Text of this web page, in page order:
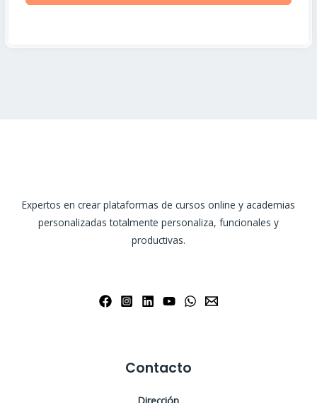
Expertos en crear plataformas de cursos online y academias
personalizadas totalmente personaliza, funcionales y
productivas.
Contacto